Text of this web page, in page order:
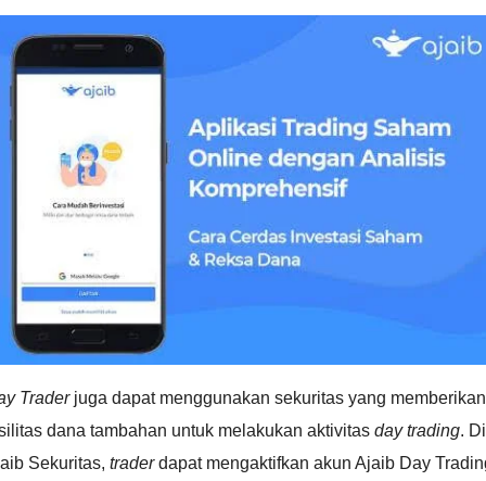
Traderjuga dapat menggunakan sekuritas yang memberikan
dana tambahan untuk melakukan aktivitas day trading. Di
Sekuritas, traderdapat mengaktifkan akun Ajaib Day